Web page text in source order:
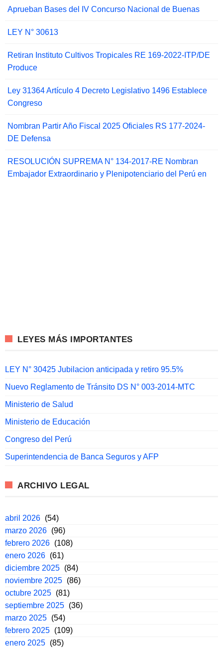
Aprueban Bases del IV Concurso Nacional de Buenas
LEY N° 30613
Retiran Instituto Cultivos Tropicales RE 169-2022-ITP/DE
Produce
Ley 31364 Artículo 4 Decreto Legislativo 1496 Establece
Congreso
Nombran Partir Año Fiscal 2025 Oficiales RS 177-2024-
DE Defensa
RESOLUCIÓN SUPREMA N° 134-2017-RE Nombran
Embajador Extraordinario y Plenipotenciario del Perú en
LEYES MÁS IMPORTANTES
LEY N° 30425 Jubilacion anticipada y retiro 95.5%
Nuevo Reglamento de Tránsito DS N° 003-2014-MTC
Ministerio de Salud
Ministerio de Educación
Congreso del Perú
Superintendencia de Banca Seguros y AFP
ARCHIVO LEGAL
abril 2026 (54)
marzo 2026 (96)
febrero 2026 (108)
enero 2026 (61)
diciembre 2025 (84)
noviembre 2025 (86)
octubre 2025 (81)
septiembre 2025 (36)
marzo 2025 (54)
febrero 2025 (109)
enero 2025 (85)